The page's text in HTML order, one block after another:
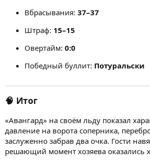
Вбрасывания: 37–37
Штраф: 15–15
Овертайм: 0:0
Победный буллит: Потуральски
🧠 Итог
«Авангард» на своём льду показал
давление на ворота соперника,
заслуженно забрав два очка. Гости
решающий момент хозяева оказались